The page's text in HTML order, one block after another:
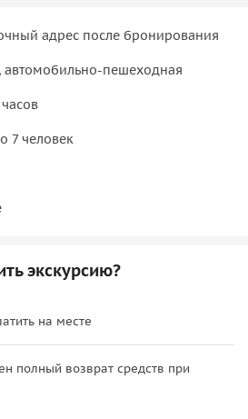
адрес после бронирования
автомобильно-пешеходная
7 человек
экскурсию?
на месте
полный возврат средств при